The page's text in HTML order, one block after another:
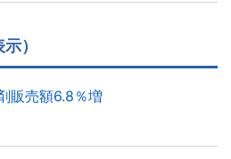
）
販売額6.8％増